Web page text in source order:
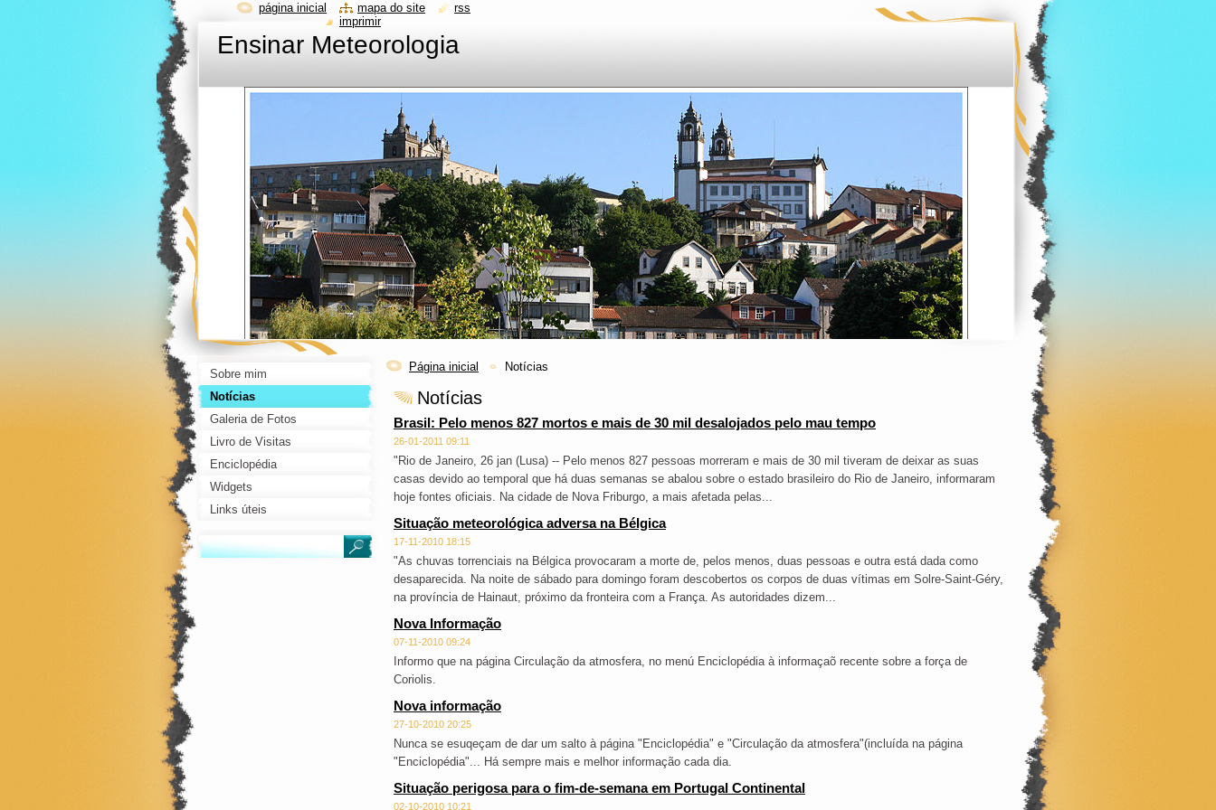
Ensinar Meteorologia
Página inicial Notícias
Notícias
Brasil: Pelo menos 827 mortos e mais de 30 mil desalojados pelo mau tempo
26-01-2011 09:11
"Rio de Janeiro, 26 jan (Lusa) -- Pelo menos 827 pessoas morreram e mais de 30 mil tiveram de deixar as suas
casas devido ao temporal que há duas semanas se abalou sobre o estado brasileiro do Rio de Janeiro, informaram
hoje fontes oficiais. Na cidade de Nova Friburgo, a mais afetada pelas...
Situação meteorológica adversa na Bélgica
17-11-2010 18:15
"As chuvas torrenciais na Bélgica provocaram a morte de, pelos menos, duas pessoas e outra está dada como
desaparecida. Na noite de sábado para domingo foram descobertos os corpos de duas vítimas em Solre-Saint-Géry,
na província de Hainaut, próximo da fronteira com a França. As autoridades dizem...
Nova Informação
07-11-2010 09:24
Informo que na página Circulação da atmosfera, no menú Enciclopédia à informaçaõ recente sobre a força de
Coriolis.
Nova informação
27-10-2010 20:25
Nunca se esuqeçam de dar um salto à página "Enciclopédia" e "Circulação da atmosfera"(incluída na página
"Enciclopédia"... Há sempre mais e melhor informação cada dia.
Situação perigosa para o fim-de-semana em Portugal Continental
02-10-2010 10:21
Sobre mim
Notícias
Galeria de Fotos
Livro de Visitas
Enciclopédia
Widgets
Links úteis
página inicial mapa do site
rss
imprimir